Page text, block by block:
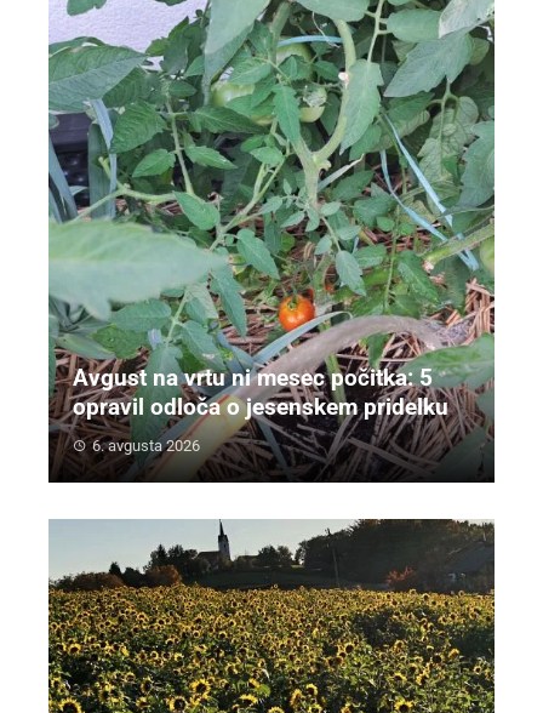
Avgust na vrtu ni mesec počitka: 5
opravil odloča o jesenskem pridelku
6. avgusta 2026